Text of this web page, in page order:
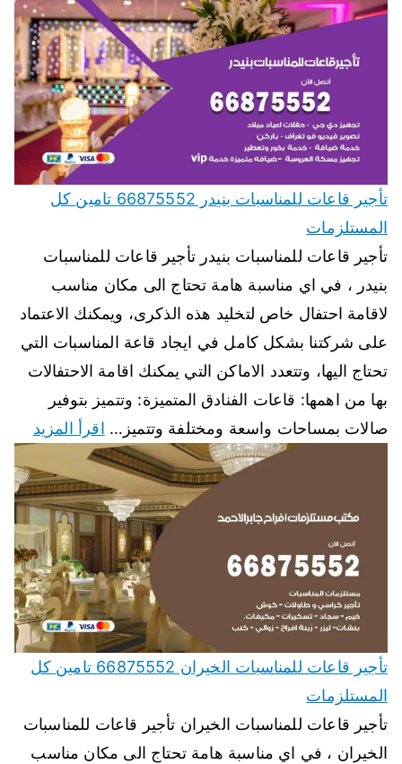
تأجير قاعات للمناسبات بنيدر 66875552 تامين كل
المستلزمات
تأجير قاعات للمناسبات بنيدر تأجير قاعات للمناسبات
بنيدر ، في اي مناسبة هامة تحتاج الى مكان مناسب
لاقامة احتفال خاص لتخليد هذه الذكرى، ويمكنك الاعتماد
على شركتنا بشكل كامل في ايجاد قاعة المناسبات التي
تحتاج اليها، وتتعدد الاماكن التي يمكنك اقامة الاحتفالات
بها من اهمها: قاعات الفنادق المتميزة: وتتميز بتوفير
صالات بمساحات واسعة ومختلفة وتتميز… اقرأ المزيد
تأجير قاعات للمناسبات الخيران 66875552 تامين كل
المستلزمات
تأجير قاعات للمناسبات الخيران تأجير قاعات للمناسبات
الخيران ، في اي مناسبة هامة تحتاج الى مكان مناسب